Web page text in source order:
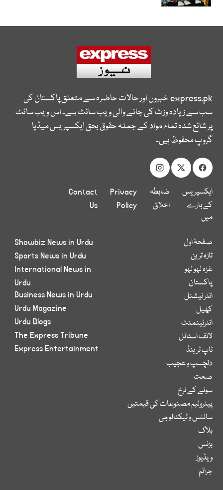
express.pkخبروں اور حالات حاضرہ سے متعلق پاکستان کی
سب سے زیادہ وزٹ کی جانے والی ویب سائٹ ہے۔ اس ویب سائٹ
پر شائع شدہ تمام مواد کے جملہ حقوق بحق ایکسپریس میڈیا
گروپ محفوظ ہیں۔
ایکسپریس
کے بارے
میں
ضابطہ
اخلاق
Privacy
Policy
Contact
Us
صفحۂ اول
تازہ ترین
غزہ لہو لہو
پاکستان
انٹر نیشنل
کھیل
انٹرٹینمنٹ
لائف اسٹائل
ٹاپ ٹرینڈ
دلچسپ و عجیب
صحت
سونے کے نرخ
پیٹرولیم مصنوعات کی قیمتیں
سائنس و ٹیکنالوجی
بلاگ
بزنس
ویڈیوز
جرائم
Showbiz News in Urdu
Sports News in Urdu
International News in
Urdu
Business News in Urdu
Urdu Magazine
Urdu Blogs
The Express Tribune
Express Entertainment